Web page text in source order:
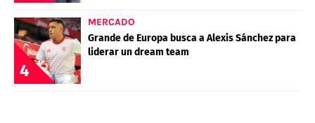
4
MERCADO
Grande de Europa busca a Alexis Sánchez para
liderar un dream team